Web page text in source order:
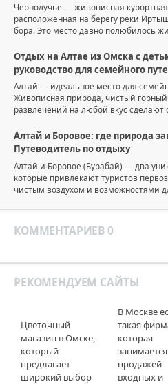
Чернолучье — живописная
расположенная на берегу реки
бора. Это место давно полюбилось
Отдых на Алтае из Омска с
руководство для семейного
Алтай — идеальное место для
Живописная природа, чистый
развлечений на любой вкус сделают
Алтай и Боровое: где природа
Путеводитель по отдыху
Алтай и Боровое (Бурабай) — два
которые привлекают туристов
чистым воздухом и возможностями
КОММЕНТАРИЕВ 0
РЕКОМЕНДУЕМ САЙТЫ
Цветочный
магазин в Омске,
который
предлагает
широкий выбор
В Москве
такая
которая
занимается
продажей
входных и